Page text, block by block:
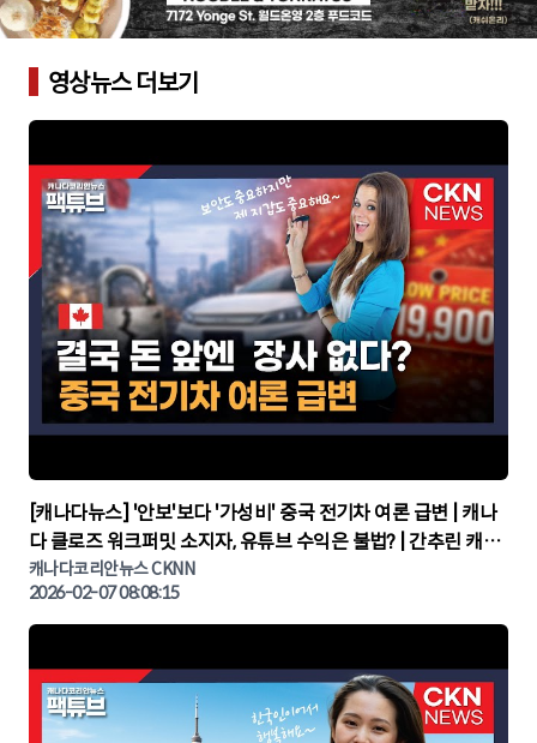
영상뉴스 더보기
▶
[캐나다뉴스] '안보'보다 '가성비' 중국 전기차 여론 급변 | 캐나
다 클로즈 워크퍼밋 소지자, 유튜브 수익은 불법? | 간추린 캐나
다뉴스 | CKNNEWS, 캐나다코리안뉴스
캐나다코리안뉴스 CKNN
2026-02-07 08:08:15